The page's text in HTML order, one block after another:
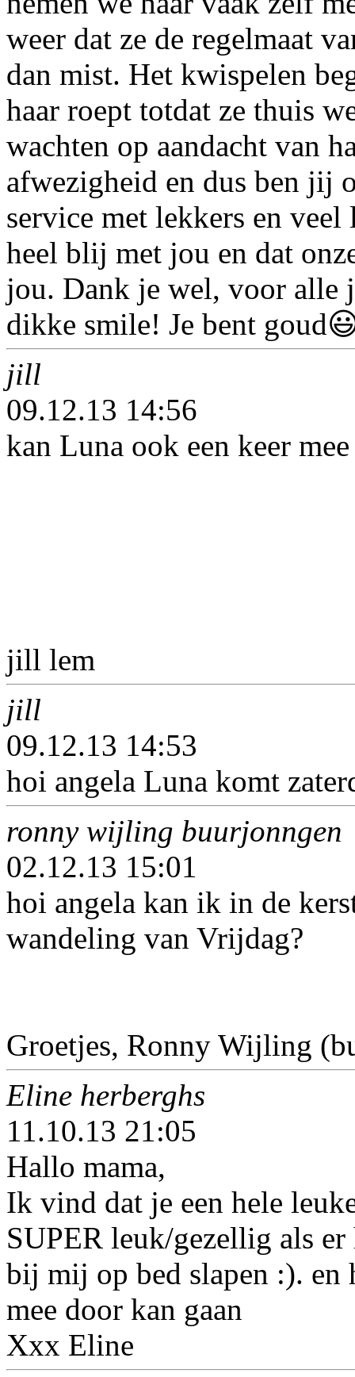
weer dat ze de regelmaat
dan mist. Het kwispelen
haar roept totdat ze thuis
wachten op aandacht van
afwezigheid en dus ben jij
service met lekkers en
heel blij met jou en dat
jou. Dank je wel, voor alle
dikke smile! Je bent
jill
09.12.13 14:56
kan Luna ook een keer
jill lem
jill
09.12.13 14:53
hoi angela Luna komt
ronny wijling buurjonngen
02.12.13 15:01
hoi angela kan ik in de
wandeling van Vrijdag?
Groetjes, Ronny Wijling
Eline herberghs
11.10.13 21:05
Hallo mama,
Ik vind dat je een hele
SUPER leuk/gezellig als
bij mij op bed slapen :). en
mee door kan gaan
Xxx Eline